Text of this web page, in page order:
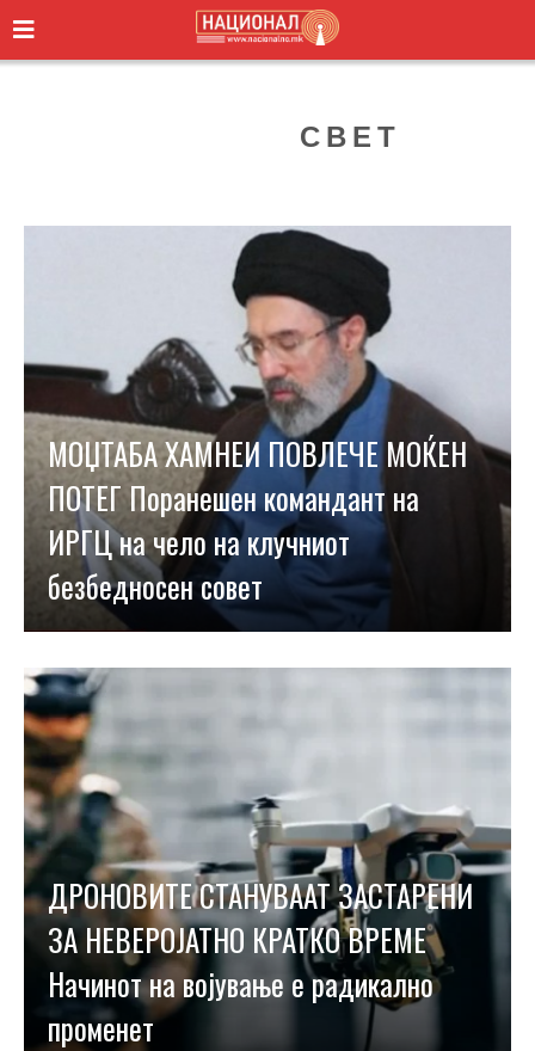
СВЕТ
МОЏТАБА ХАМНЕИ ПОВЛЕЧЕ МОЌЕН
ПОТЕГ Поранешен командант на
ИРГЦ на чело на клучниот
безбедносен совет
ДРОНОВИТЕ СТАНУВААТ ЗАСТАРЕНИ
ЗА НЕВЕРОЈАТНО КРАТКО ВРЕМЕ
Начинот на војување е радикално
променет